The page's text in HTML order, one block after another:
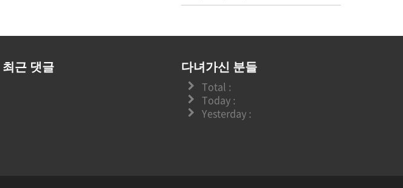
최근 댓글 다녀가신 분들
Total :
Today :
Yesterday :